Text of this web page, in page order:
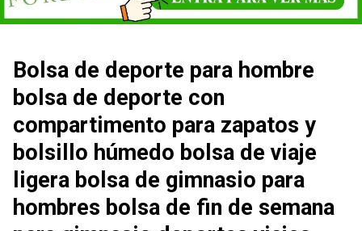
Bolsa de deporte para hombre
bolsa de deporte con
compartimento para zapatos y
bolsillo húmedo bolsa de viaje
ligera bolsa de gimnasio para
hombres bolsa de fin de semana